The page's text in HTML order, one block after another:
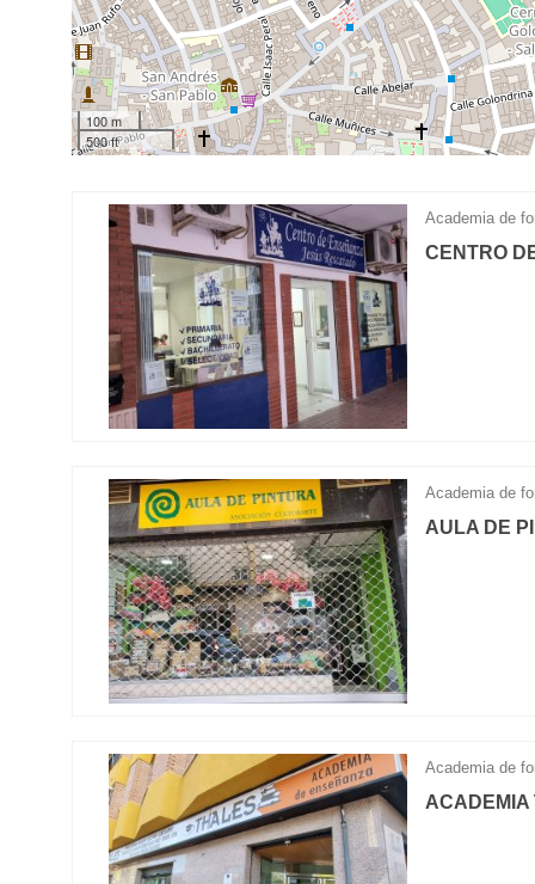
100 m
500 ft
Academia de
CENTRO
Academia de
AULA DE
Academia de
ACADEMIA